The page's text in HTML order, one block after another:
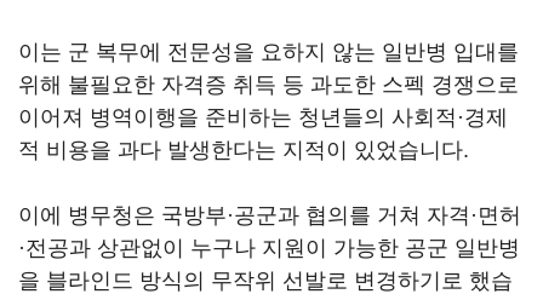
이는 군 복무에 전문성을 요하지 않는 일반병 입대를
위해 불필요한 자격증 취득 등 과도한 스펙 경쟁으로
이어져 병역이행을 준비하는 청년들의 사회적·경제
적 비용을 과다 발생한다는 지적이 있었습니다.
이에 병무청은 국방부·공군과 협의를 거쳐 자격·면허
·전공과 상관없이 누구나 지원이 가능한 공군 일반병
을 블라인드 방식의 무작위 선발로 변경하기로 했습